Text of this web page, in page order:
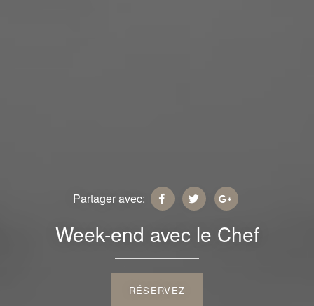
Partager avec:
Week-end avec le Chef
RÉSERVEZ